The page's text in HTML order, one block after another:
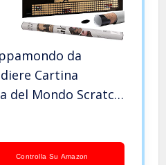
da
Cartina
del Mondo Scratch
x 40 cm da Parete
Regalo … (Nero)
Controlla Su Amazon